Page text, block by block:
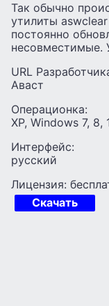
Так обычно
утилиты
постоянно
несовместимые.
URL
Аваст
Операционка:
XP, Windows 7, 8,
Интерфейс:
русский
Лицензия:
Скачать